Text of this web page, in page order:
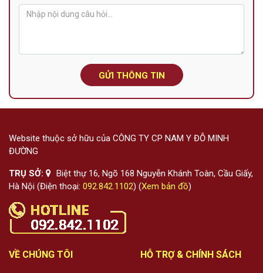
GỬI THÔNG TIN
Website thuộc sở hữu của CÔNG TY CP NAM Y ĐỖ MINH
ĐƯỜNG
TRỤ SỞ:
Biệt thự 16, Ngõ 168 Nguyễn Khánh Toàn, Cầu Giấy,
Hà Nội (Điện thoại: 092.842.1102) (Xem bản đồ)
VỀ CHÚNG TÔI HỖ TRỢ & CHÍNH SÁCH